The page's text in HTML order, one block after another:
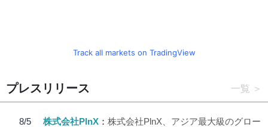
Track all markets on TradingView
プレスリリース 一覧
8/5
株式会社PlnX
株式会社PlnX、アジア最大級のグロー